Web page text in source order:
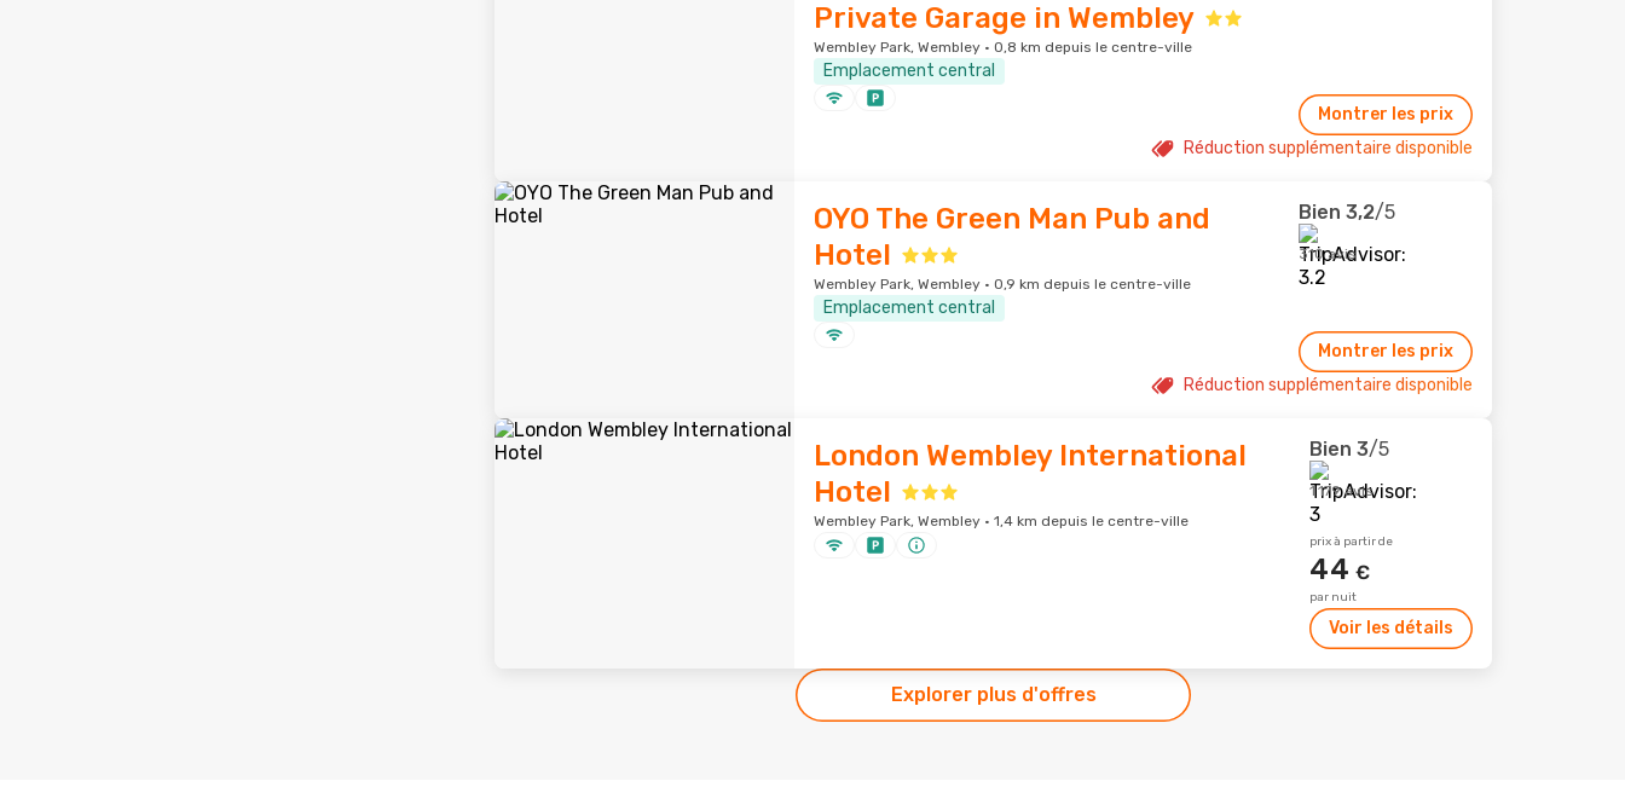
Private Garage in Wembley
Wembley Park, Wembley · 0,8 km depuis le centre-ville
Emplacement central
Montrer les prix
Réduction supplémentaire disponible
OYO The Green Man Pub and
Hotel
Wembley Park, Wembley · 0,9 km depuis le centre-ville
Emplacement central
Bien 3,2/5
310 avis
Montrer les prix
Réduction supplémentaire disponible
London Wembley International
Hotel
Wembley Park, Wembley · 1,4 km depuis le centre-ville
Bien 3/5
1 179 avis
prix à partir de
44 €
par nuit
Voir les détails
Explorer plus d'offres